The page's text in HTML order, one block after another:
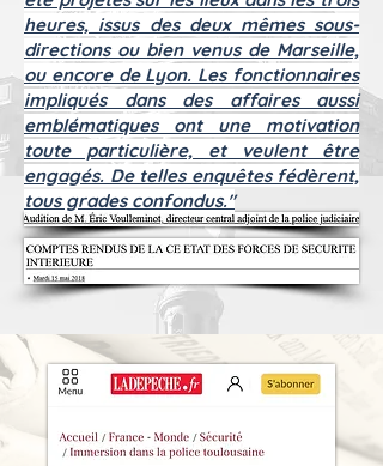
heures, issus des deux mêmes sous-
directions ou bien venus de Marseille,
ou encore de Lyon. Les fonctionnaires
impliqués dans des affaires aussi
emblématiques ont une motivation
toute particulière, et veulent être
engagés. De telles enquêtes fédèrent,
tous grades confondus."